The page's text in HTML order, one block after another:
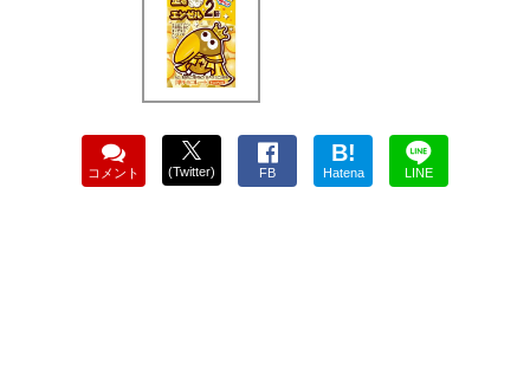
コメント (Twitter) FB
B!
Hatena LINE